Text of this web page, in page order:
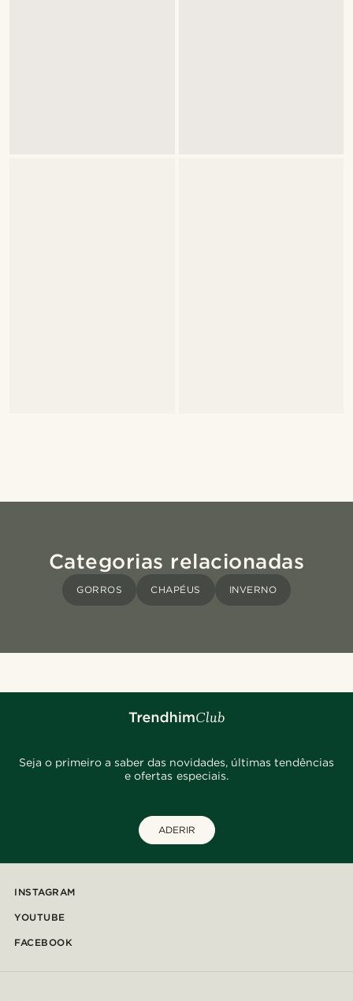
Categorias relacionadas
GORROS CHAPÉUS INVERNO
Seja o primeiro a saber das novidades, últimas tendências
e ofertas especiais.
ADERIR
INSTAGRAM
YOUTUBE
FACEBOOK